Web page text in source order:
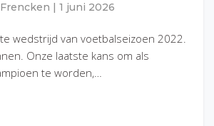
1 juni 2026
wedstrijd van voetbalseizoen 2022.
Onze laatste kans om als
te worden,…